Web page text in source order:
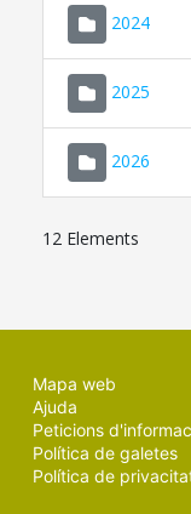
2024
2025
2026
12 Elements
Mapa web
Ajuda
Peticions
Política de galetes
Política de